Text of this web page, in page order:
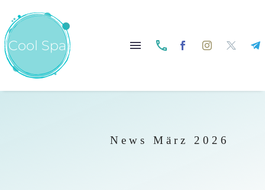


News März 2026